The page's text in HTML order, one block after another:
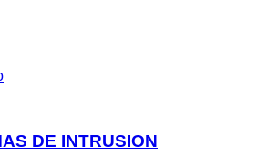
DE INTRUSION